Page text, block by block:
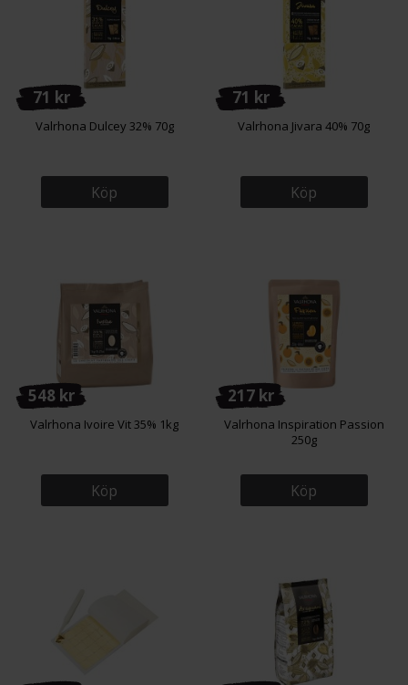
71 kr
Valrhona Dulcey 32% 70g
Köp
71 kr
Valrhona Jivara 40% 70g
Köp
548 kr
Valrhona Ivoire Vit 35% 1kg
Köp
217 kr
Valrhona Inspiration Passion
250g
Köp